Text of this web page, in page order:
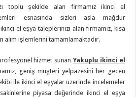
toplu şekilde alan firmamız ikinci el
esnasında sizleri asla mağdur
el eşya taleplerinizi alan firmamız, kısa
alım işlemlerini tamamlamaktadır.
hizmet sunanYakuplu ikinci el
geniş müşteri yelpazesini her gecen
ile ikinci el eşyalar üzerinde incelemeler
piyasa değerinde ikinci el eşya